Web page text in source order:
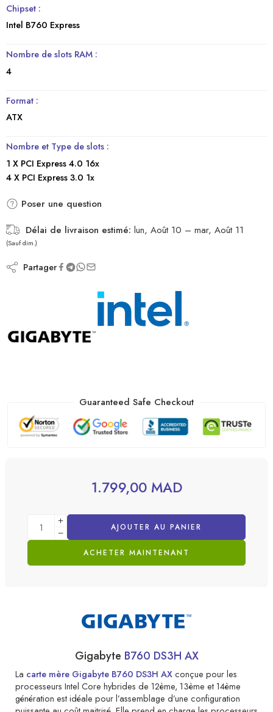
Chipset :
Intel B760 Express
Nombre de slots RAM :
4
Format :
ATX
Nombre et Type de slots :
1 X PCI Express 4.0 16x
4 X PCI Express 3.0 1x
Poser une question
Délai de livraison estimé: lun, Août 10 – mar, Août 11
(Sauf dim.)
Partager
Guaranteed Safe Checkout
1.799,00 MAD
AJOUTER AU PANIER
ACHETER MAINTENANT
Gigabyte B760 DS3H AX
La carte mère Gigabyte B760 DS3H AXconçue pour les
processeurs Intel Core hybrides de 12ème, 13ème et 14ème
génération est idéale pour l’assemblage d’une configuration